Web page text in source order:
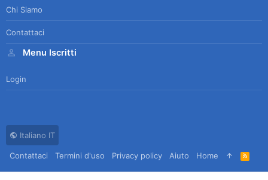
Chi Siamo
Contattaci
Menu Iscritti
Login
Italiano IT
Contattaci Termini d'uso Privacy policy Aiuto Home
R
S
S